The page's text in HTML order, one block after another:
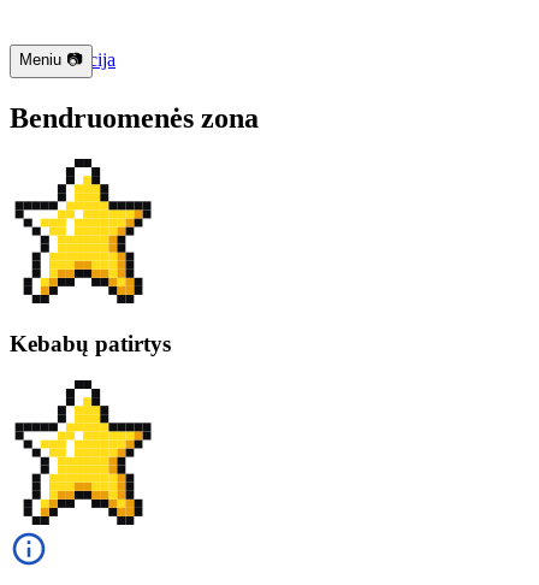
📱 Navigacija
Meniu 📷
Bendruomenės zona
Kebabų patirtys